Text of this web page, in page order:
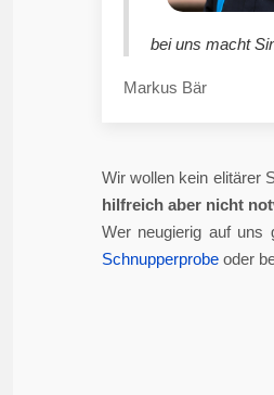
bei uns macht
Markus Bär
Wir wollen kein elitärer
hilfreich aber nicht
Wer neugierig auf uns
Schnupperprobe oder